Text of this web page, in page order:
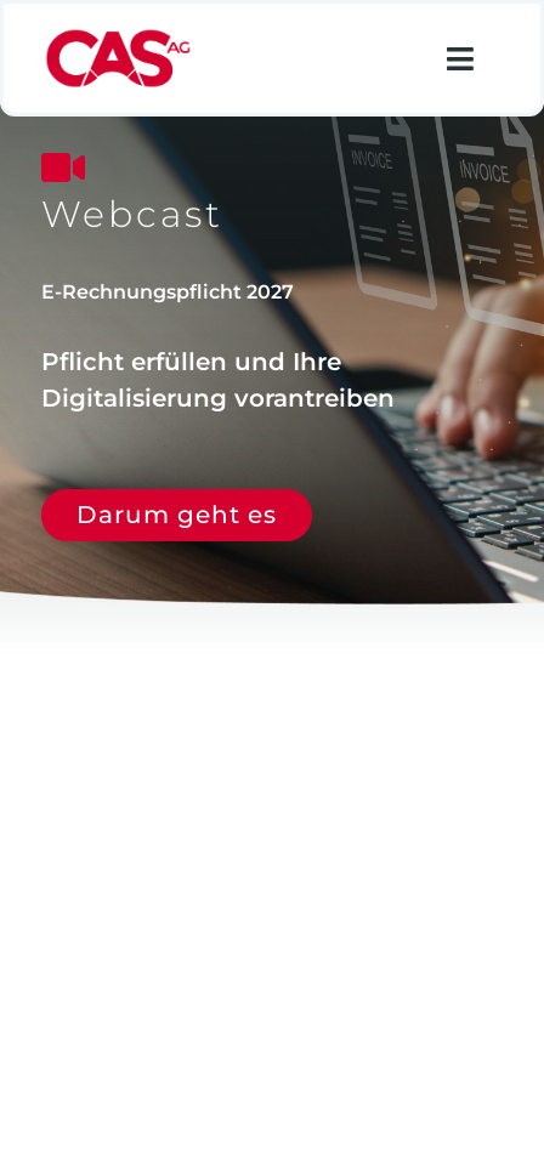
Inhalt
springen
Financial Services
Data Analytics
Lösungen
Über uns
Karriere
Suche
Webcast
E-Rechnungspflicht 2027
Pflicht erfüllen und Ihre
Digitalisierung vorantreiben
Darum geht es